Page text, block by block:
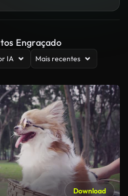
Engraçado
IA Mais recentes
Download